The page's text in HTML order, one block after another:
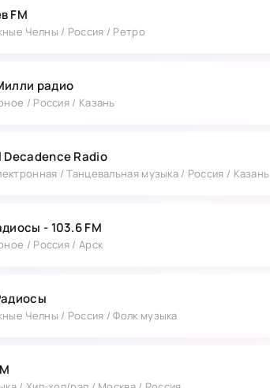
FM
Челны / Россия / Ретро
радио
/ Россия / Казань
Decadence Radio
/ Танцевальная музыка / Россия / Казань
- 103.6 FM
/ Россия / Арск
Челны / Россия / Фолк музыка